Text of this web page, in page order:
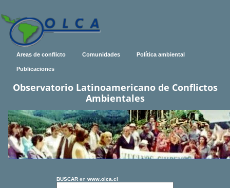
Areas de conflicto Comunidades Política ambiental
Publicaciones
Observatorio Latinoamericano de Conflictos
Ambientales
BUSCAR en www.olca.cl